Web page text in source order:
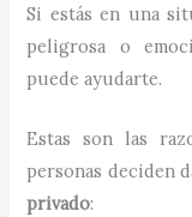
Si estás en una
peligrosa o
puede ayudarte.
Estas son las
personas deciden
privado: